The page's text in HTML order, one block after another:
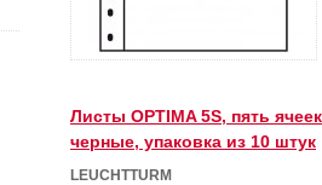
Листы OPTIMA 5S, пять
черные, упаковка из 10 штук
LEUCHTTURM